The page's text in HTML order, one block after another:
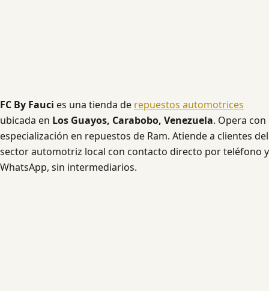
FC By Fauci es una tienda de repuestos automotrices
ubicada en Los Guayos, Carabobo, Venezuela. Opera con
especialización en repuestos de Ram. Atiende a clientes del
sector automotriz local con contacto directo por teléfono y
WhatsApp, sin intermediarios.